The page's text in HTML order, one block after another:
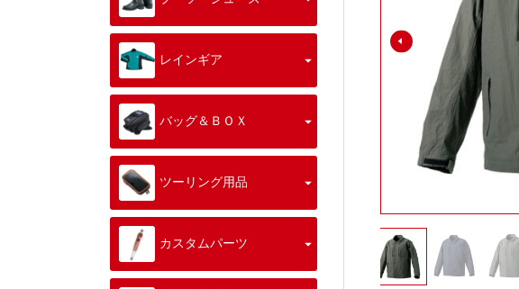
レインギア
バッグ＆ＢＯＸ
ツーリング用品
カスタムパーツ